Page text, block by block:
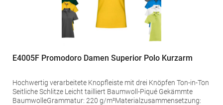
E4005F Promodoro Damen Superior Polo Kurzarm
Hochwertig verarbeitete Knopfleiste mit drei Knöpfen Ton-in-Ton
Seitliche Schlitze Leicht tailliert Baumwoll-Piqué Gekämmte
BaumwolleGrammatur: 220 g/m²Materialzusammensetzung: